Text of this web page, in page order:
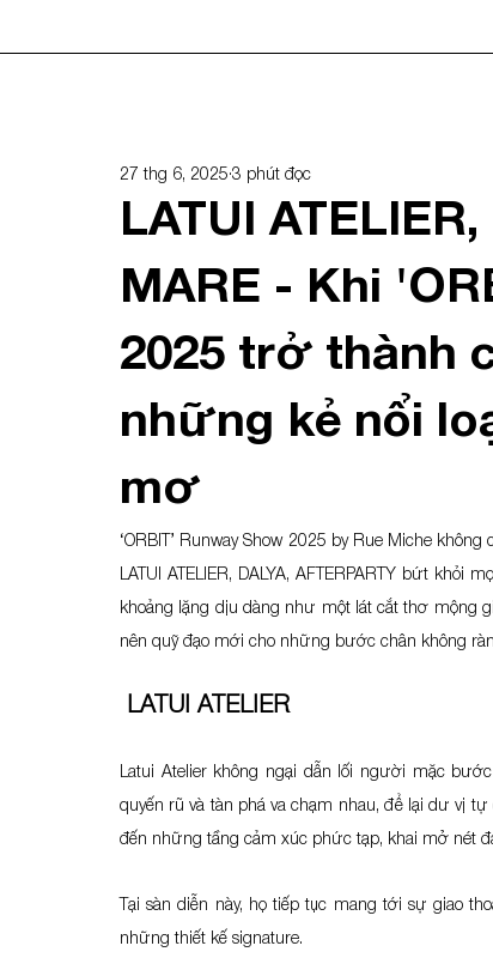
LATUI
MARE - Khi
2025 trở thành
những kẻ nổi
mơ
27 thg 6, 2025 3 phút đọc
‘ORBIT’ Runway Show 2025 by Rue Miche
LATUI ATELIER, DALYA, AFTERPARTY bứt
khoảng lặng dịu dàng như một lát cắt thơ mộng
nên quỹ đạo mới cho những bước chân không
LATUI ATELIER
Latui Atelier không ngại dẫn lối người mặc
quyến rũ và tàn phá va chạm nhau, để lại dư vị
đến những tầng cảm xúc phức tạp, khai mở nét
Tại sàn diễn này, họ tiếp tục mang tới sự giao
những thiết kế signature.